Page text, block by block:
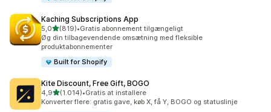
Kaching Subscriptions App
5,0ud af 5 stjerner
(819)
819 anmeldelser i alt
•Gratis abonnement tilgængeligt
Øg din tilbagevendende omsætning med fleksible
produktabonnementer
Built for Shopify
Kite Discount, Free Gift, BOGO
4,9ud af 5 stjerner
(1.014)
1014 anmeldelser i alt
•Gratis at installere
Konverter flere: gratis gave, køb X, få Y, BOGO og statuslinje